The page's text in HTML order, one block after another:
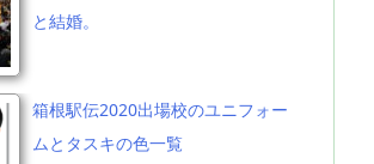
と結婚。
箱根駅伝2020出場校のユニフォー
ムとタスキの色一覧